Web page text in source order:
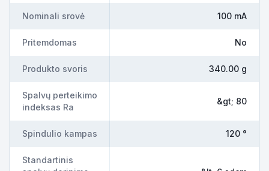
Nominali srovė 100 mA
Pritemdomas No
Produkto svoris 340.00 g
Spalvų perteikimo
indeksas Ra
&gt; 80
Spindulio kampas 120 °
Standartinis